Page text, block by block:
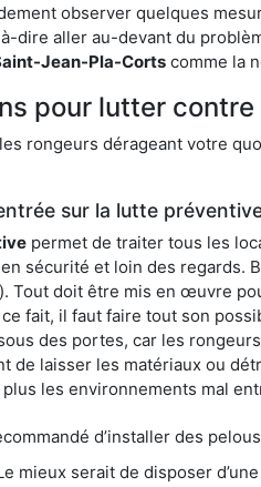
observer quelques
dire aller au-devant du
Jean-Pla-Corts comme la
pour lutter
rongeurs dérageant votre
sur la lutte
permet de traiter tous les
sécurité et loin des regards.
Tout doit être mis en œuvre
fait, il faut faire tout son
des portes, car les
de laisser les matériaux ou
les environnements mal
d’installer des
serait de disposer d’une surface